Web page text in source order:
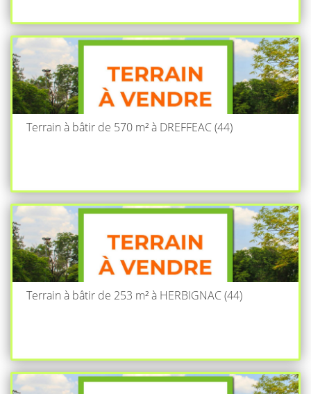
Terrain à bâtir de 570 m² à DREFFEAC (44)
Terrain à bâtir de 253 m² à HERBIGNAC (44)